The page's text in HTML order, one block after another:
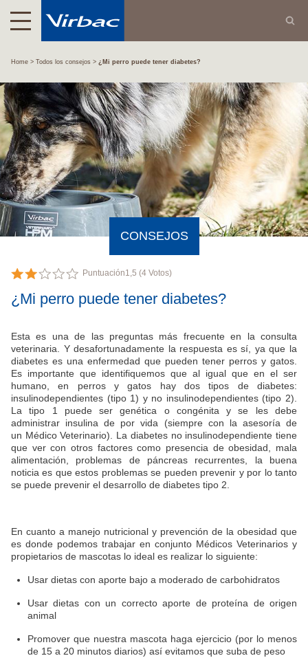
Home Todos los consejos ¿Mi perro puede tener diabetes?
CONSEJOS
Puntuación1,5 (4 Votos)
¿Mi perro puede tener diabetes?
Esta es una de las preguntas más frecuente en la consulta
veterinaria. Y desafortunadamente la respuesta es sí, ya que la
diabetes es una enfermedad que pueden tener perros y gatos.
Es importante que identifiquemos que al igual que en el ser
humano, en perros y gatos hay dos tipos de diabetes:
insulinodependientes (tipo 1) y no insulinodependientes (tipo 2).
La tipo 1 puede ser genética o congénita y se les debe
administrar insulina de por vida (siempre con la asesoría de
un Médico Veterinario). La diabetes no insulinodependiente tiene
que ver con otros factores como presencia de obesidad, mala
alimentación, problemas de páncreas recurrentes, la buena
noticia es que estos problemas se pueden prevenir y por lo tanto
se puede prevenir el desarrollo de diabetes tipo 2.
En cuanto a manejo nutricional y prevención de la obesidad que
es donde podemos trabajar en conjunto Médicos Veterinarios y
propietarios de mascotas lo ideal es realizar lo siguiente:
Usar dietas con aporte bajo a moderado de carbohidratos
Usar dietas con un correcto aporte de proteína de origen
animal
Promover que nuestra mascota haga ejercicio (por lo menos
de 15 a 20 minutos diarios) así evitamos que suba de peso